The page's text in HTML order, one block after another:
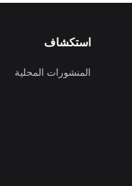
استكشاف
المنشورات المحلية